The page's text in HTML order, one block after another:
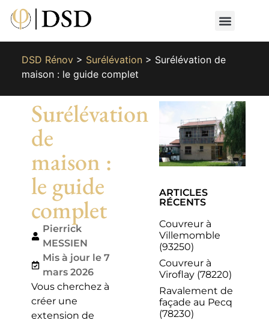
DSD Rénov> Surélévation> Surélévation de
maison : le guide complet
Surélévation
de
maison :
le guide
complet
Pierrick
MESSIEN
Mis à jour le 7
mars 2026
Vous cherchez à
créer une
extension de
ARTICLES
RÉCENTS
Couvreur à
Villemomble
(93250)
Couvreur à
Viroflay (78220)
Ravalement de
façade au Pecq
(78230)